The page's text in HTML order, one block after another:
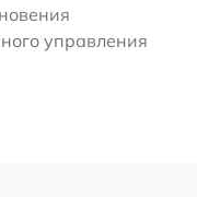
управления